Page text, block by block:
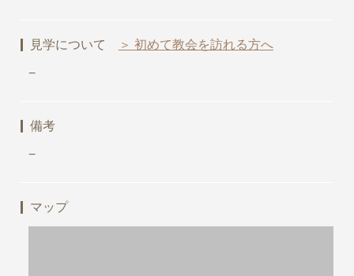
見学について ＞ 初めて教会を訪れる方へ
−
備考
−
マップ